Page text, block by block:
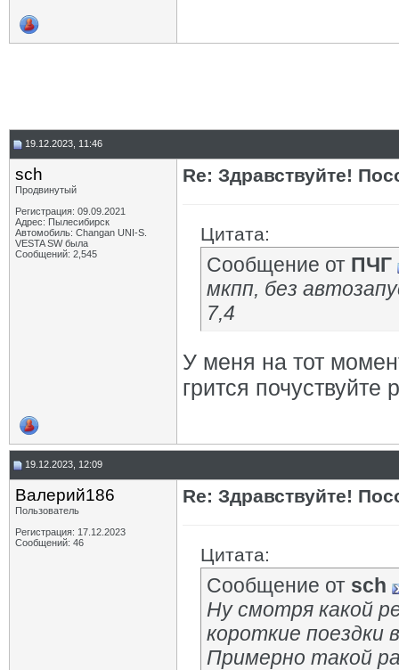
19.12.2023, 11:46
sch
Продвинутый
Регистрация: 09.09.2021
Адрес: Пылесибирск
Автомобиль: Changan UNI-S.
VESTA SW была
Сообщений: 2,545
Re: Здравствуйте!
Цитата:
Сообщение от ПЧГ
мкпп, без
7,4
У меня на тот
грится почуствуйте
19.12.2023, 12:09
Валерий186
Пользователь
Регистрация: 17.12.2023
Сообщений: 46
Re: Здравствуйте!
Цитата:
Сообщение от sch
Ну смотря какой
короткие поездки
Примерно такой